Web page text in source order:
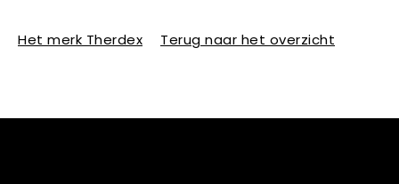
Het merk Therdex Terug naar het overzicht